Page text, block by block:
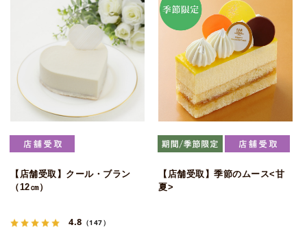
【店舗受取】クール・ブラン
（12㎝）
4.8 （147）
【店舗受取】季節のムース<甘
夏>